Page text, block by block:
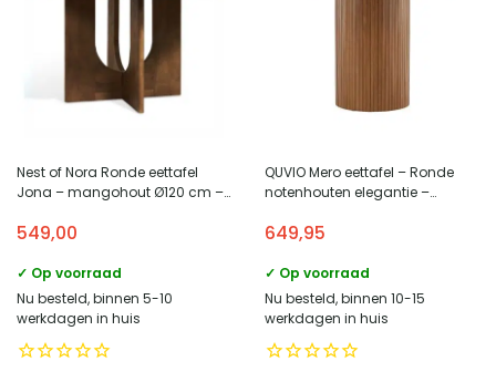
Nest of Nora Ronde eettafel
Jona – mangohout Ø120 cm –
549,00
✓ Op voorraad
Nu besteld, binnen 5-10
werkdagen in huis
QUVIO Mero eettafel – Ronde
notenhouten elegantie –
649,95
✓ Op voorraad
Nu besteld, binnen 10-15
werkdagen in huis